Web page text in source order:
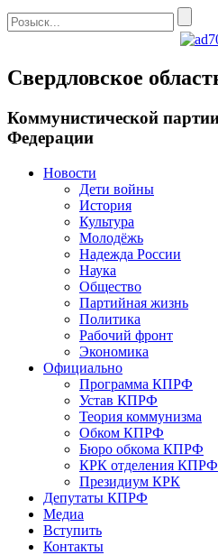
Свердловское
Коммунистической
Федерации
Новости
Дети войны
История
Культура
Молодёжь
Надежда России
Наука
Общество
Партийная жизнь
Политика
Рабочий фронт
Экономика
Официально
Программа КПРФ
Устав КПРФ
Теория коммунизма
Обком КПРФ
Бюро обкома КПРФ
КРК отделения КПРФ
Президиум КРК
Депутаты КПРФ
Медиа
Вступить
Контакты